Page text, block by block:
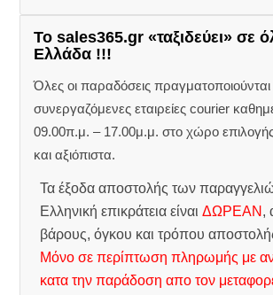
Το sales365.gr «ταξιδεύει» σε
Ελλάδα !!!
Όλες οι παραδόσεις
συνεργαζόμενες εταιρείες courier
09.00π.μ. – 17.00μ.μ. στο χώρο
και αξιόπιστα.
Τα έξοδα αποστολής των
Ελληνική επικράτεια είναιΔΩΡΕΑΝ ,
βάρους, όγκου και τρόπου
Μόνο σε περίπτωση πληρωμής με
κατα την παράδοση απο τον